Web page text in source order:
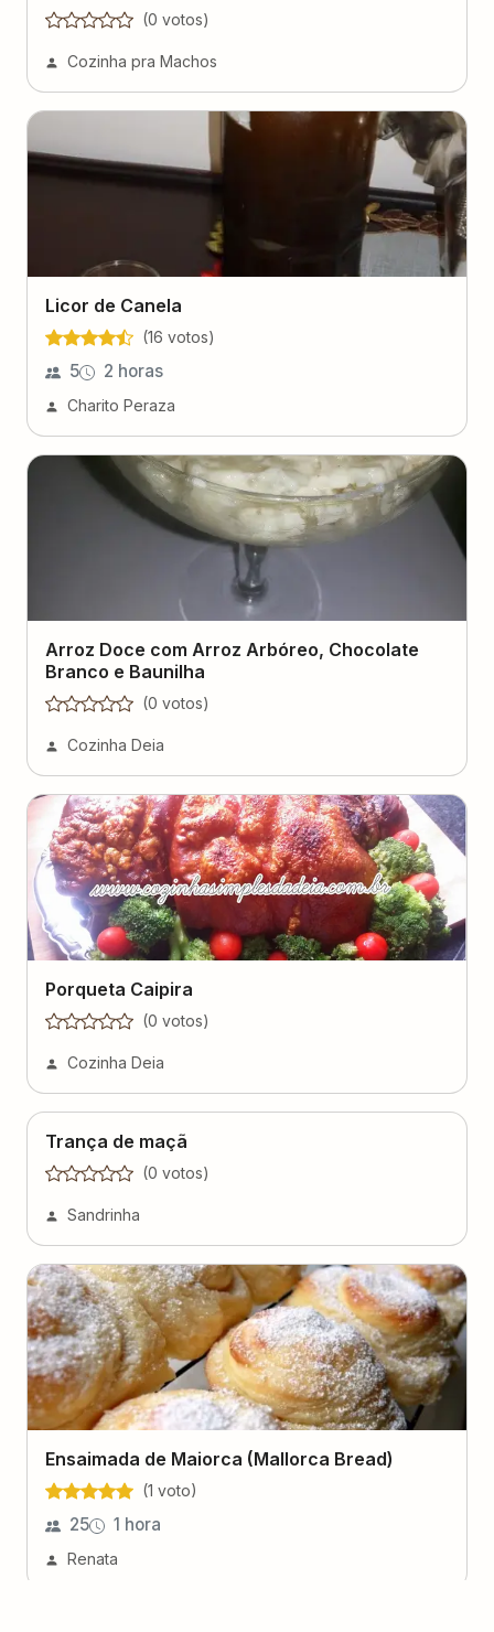
(0 votos)
Cozinha pra Machos
Licor de Canela
(16 votos)
5 2 horas
Charito Peraza
Arroz Doce com Arroz Arbóreo, Chocolate
Branco e Baunilha
(0 votos)
Cozinha Deia
Porqueta Caipira
(0 votos)
Cozinha Deia
Trança de maçã
(0 votos)
Sandrinha
Ensaimada de Maiorca (Mallorca Bread)
(1 voto)
25 1 hora
Renata